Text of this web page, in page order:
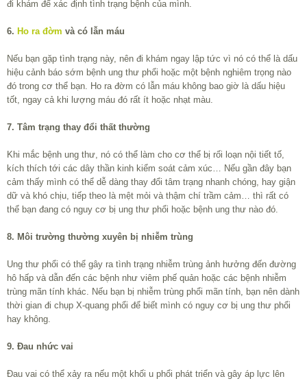
đi khám để xác định tình trạng bệnh của mình.
6. Ho ra đờm và có lẫn máu
Nếu bạn gặp tình trạng này, nên đi khám ngay lập tức vì nó có thể là dấu
hiệu cảnh báo sớm bệnh ung thư phổi hoặc một bệnh nghiêm trọng nào
đó trong cơ thể bạn. Ho ra đờm có lẫn máu không bao giờ là dấu hiệu
tốt, ngay cả khi lượng máu đó rất ít hoặc nhạt màu.
7. Tâm trạng thay đổi thất thường
Khi mắc bệnh ung thư, nó có thể làm cho cơ thể bị rối loạn nội tiết tố,
kích thích tới các dây thần kinh kiểm soát cảm xúc… Nếu gần đây bạn
cảm thấy mình có thể dễ dàng thay đổi tâm trạng nhanh chóng, hay giận
dữ và khó chịu, tiếp theo là mệt mỏi và thậm chí trầm cảm… thì rất có
thể bạn đang có nguy cơ bị ung thư phổi hoặc bệnh ung thư nào đó.
8. Môi trường thường xuyên bị nhiễm trùng
Ung thư phổi có thể gây ra tình trạng nhiễm trùng ảnh hưởng đến đường
hô hấp và dẫn đến các bệnh như viêm phế quản hoặc các bệnh nhiễm
trùng mãn tính khác. Nếu bạn bị nhiễm trùng phổi mãn tính, bạn nên dành
thời gian đi chụp X-quang phổi để biết mình có nguy cơ bị ung thư phổi
hay không.
9. Đau nhức vai
Đau vai có thể xảy ra nếu một khối u phổi phát triển và gây áp lực lên